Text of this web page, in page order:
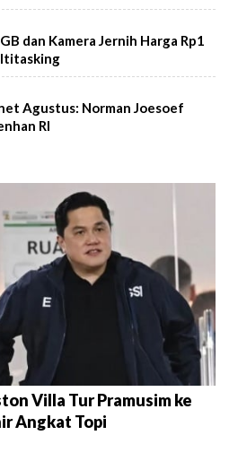
dan Kamera Jernih Harga Rp1
Agustus: Norman Joesoef
RI
Villa Tur Pramusim ke
Angkat Topi